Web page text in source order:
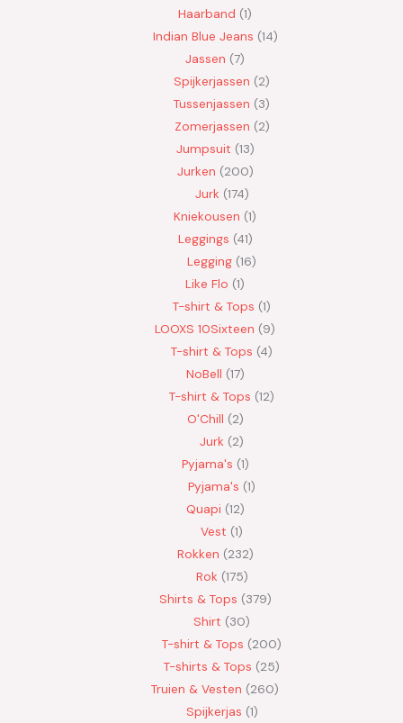
Haarband 1
Indian Blue Jeans 14
Jassen 7
Spijkerjassen
2
Tussenjassen
3
Zomerjassen 2
Jumpsuit 13
Jurken 200
Jurk 174
Kniekousen 1
Leggings 41
Legging 16
Like Flo 1
T-shirt & Tops 1
LOOXS 10Sixteen
9
T-shirt & Tops 4
NoBell 17
T-shirt & Tops 12
O'Chill 2
Jurk
2
Pyjama's 1
Pyjama's 1
Quapi 12
Vest 1
Rokken 232
Rok 175
Shirts & Tops 379
Shirt
30
T-shirt & Tops
200
T-shirts & Tops
25
Truien & Vesten
260
Spijkerjas 1